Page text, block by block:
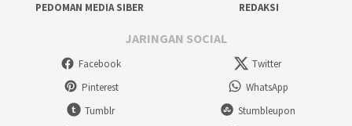
PEDOMAN MEDIA SIBER
REDAKSI
JARINGAN SOCIAL
Facebook
Twitter
Pinterest
WhatsApp
Tumblr
Stumbleupon